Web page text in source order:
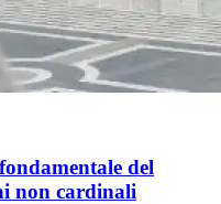
del
non cardinali